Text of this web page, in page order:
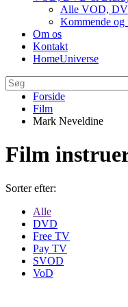
Alle VOD,
Kommende
Om os
Kontakt
HomeUniverse
Forside
Film
Mark Neveldine
Film
Sorter efter:
Alle
DVD
Free TV
Pay TV
SVOD
VoD